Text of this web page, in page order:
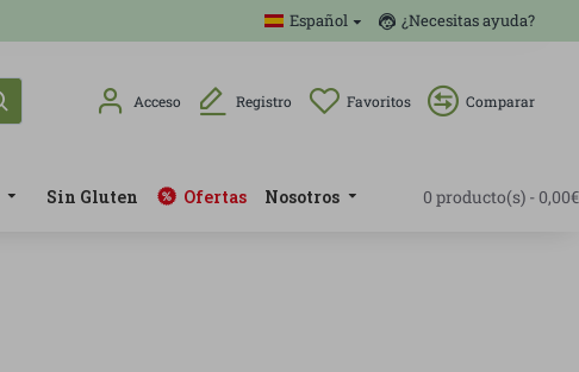
Español ¿Necesitas ayuda?
Acceso Registro Favoritos Comparar
Sin Gluten Ofertas Nosotros 0 producto(s) - 0,00€